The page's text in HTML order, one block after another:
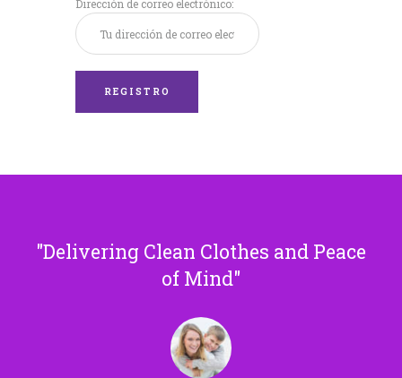
Dirección de correo electrónico:
Delivering Clean Clothes and Peace
of Mind